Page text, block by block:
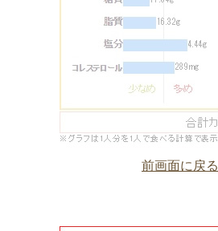
前画面に戻る